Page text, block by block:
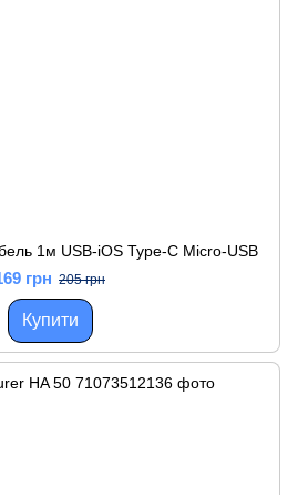
1м USB-iOS Type-C Micro-USB
грн 205 грн
Купити